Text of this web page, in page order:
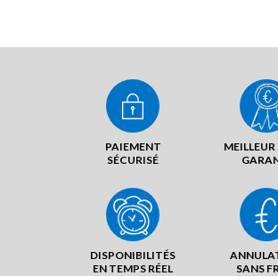
PAIEMENT
SÉCURISÉ
DISPONIBILITÉS
EN TEMPS RÉEL
SANS